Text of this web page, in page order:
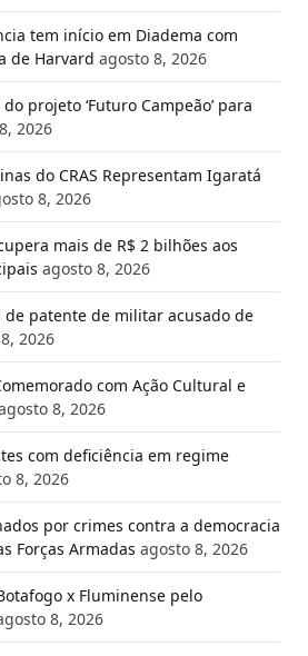
tem início em Diadema com
de Harvard agosto 8, 2026
projeto ‘Futuro Campeão’ para
2026
do CRAS Representam Igaratá
8, 2026
mais de R$ 2 bilhões aos
agosto 8, 2026
patente de militar acusado de
2026
com Ação Cultural e
8, 2026
com deficiência em regime
8, 2026
por crimes contra a democracia
Forças Armadas agosto 8, 2026
x Fluminense pelo
8, 2026